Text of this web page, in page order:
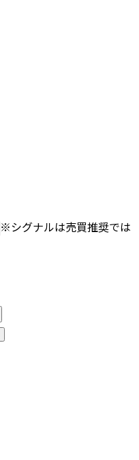
※シグナルは売買推奨では